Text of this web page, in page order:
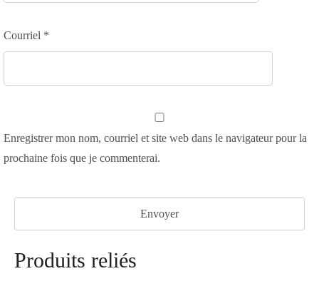
Courriel *
Enregistrer mon nom, courriel et site web dans le navigateur pour la
prochaine fois que je commenterai.
Produits reliés